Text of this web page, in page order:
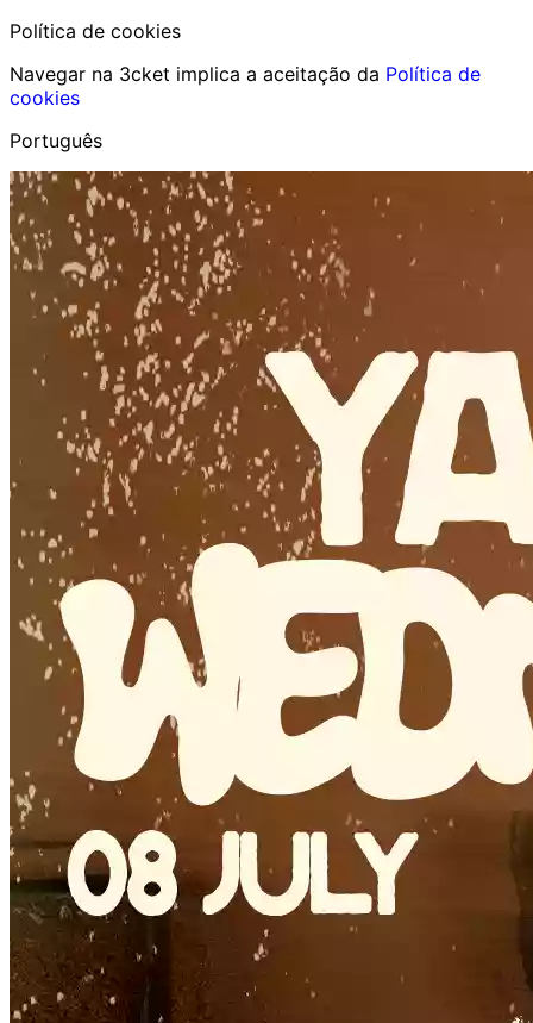
Política de cookies
Navegar na 3cket implica a aceitação da Política de
cookies
Português